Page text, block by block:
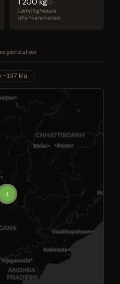
1 200 kgⓘ
Lamplughsaura
dharmaramensis
géolocalisés
~197 Ma
4